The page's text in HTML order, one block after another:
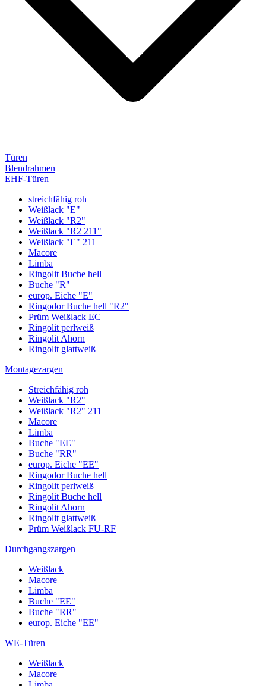
Türen
Blendrahmen
EHF-Türen
streichfähig roh
Weißlack "E"
Weißlack "R2"
Weißlack "R2 211"
Weißlack "E" 211
Macore
Limba
Ringolit Buche hell
Buche "R"
europ. Eiche "E"
Ringodor Buche hell "R2"
Prüm Weißlack EC
Ringolit perlweiß
Ringolit Ahorn
Ringolit glattweiß
Montagezargen
Streichfähig roh
Weißlack "R2"
Weißlack "R2" 211
Macore
Limba
Buche "EE"
Buche "RR"
europ. Eiche "EE"
Ringodor Buche hell
Ringolit perlweiß
Ringolit Buche hell
Ringolit Ahorn
Ringolit glattweiß
Prüm Weißlack FU-RF
Durchgangszargen
Weißlack
Macore
Limba
Buche "EE"
Buche "RR"
europ. Eiche "EE"
WE-Türen
Weißlack
Macore